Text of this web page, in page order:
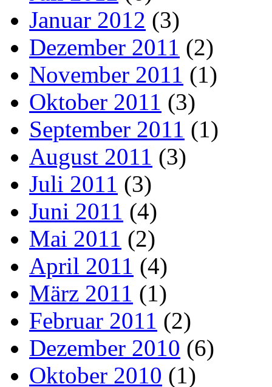
Januar 2012 (3)
Dezember 2011 (2)
November 2011 (1)
Oktober 2011 (3)
September 2011 (1)
August 2011 (3)
Juli 2011 (3)
Juni 2011 (4)
Mai 2011 (2)
April 2011 (4)
März 2011 (1)
Februar 2011 (2)
Dezember 2010 (6)
Oktober 2010 (1)